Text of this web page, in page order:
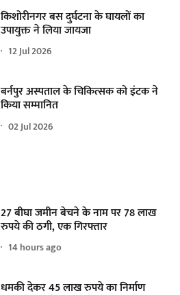
किशोरीनगर बस दुर्घटना के घायलों का
उपायुक्त ने लिया जायजा
12 Jul 2026
बर्नपुर अस्पताल के चिकित्सक को इंटक ने
किया सम्मानित
02 Jul 2026
27 बीघा जमीन बेचने के नाम पर 78 लाख
रुपये की ठगी, एक गिरफ्तार
14 hours ago
धमकी देकर 45 लाख रुपये का निर्माण